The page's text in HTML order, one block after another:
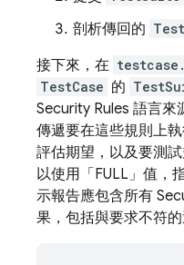
剖析傳回的
接下來，在
TestCase 的
Security Rules 語言來
傳遞要在這些規則上
評估期望，以及要測
以使用「FULL」值，
示報告應包含所有
果，包括與要求不符的